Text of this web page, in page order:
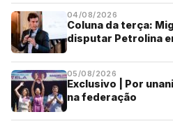
04/08/2026
Coluna da terça:
disputar Petrolina
05/08/2026
Exclusivo | Por
na federação